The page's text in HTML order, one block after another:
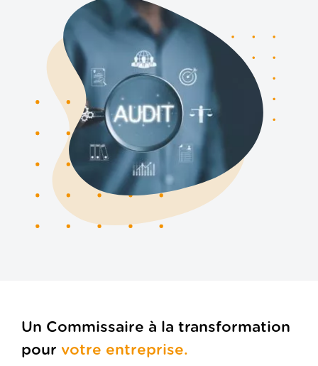
Politique de confidentialité
Politique de cookies
Plan du site
Un Commissaire à la transformation
pour votre entreprise.